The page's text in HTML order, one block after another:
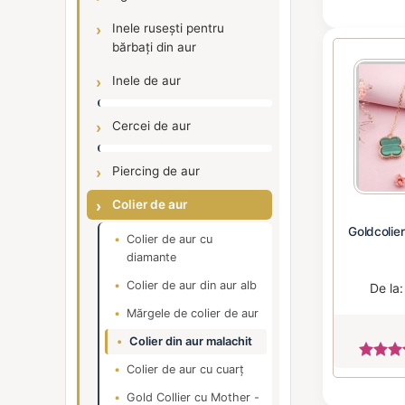
Inele rusești pentru
bărbați din aur
Inele de aur
Cercei de aur
Piercing de aur
Colier de aur
Colier de aur cu
diamante
Colier de aur din aur alb
Mărgele de colier de aur
Colier din aur malachit
Colier de aur cu cuarț
Gold Collier cu Mother -
De